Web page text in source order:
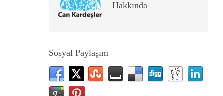
Hakkında
Sosyal Paylaşım